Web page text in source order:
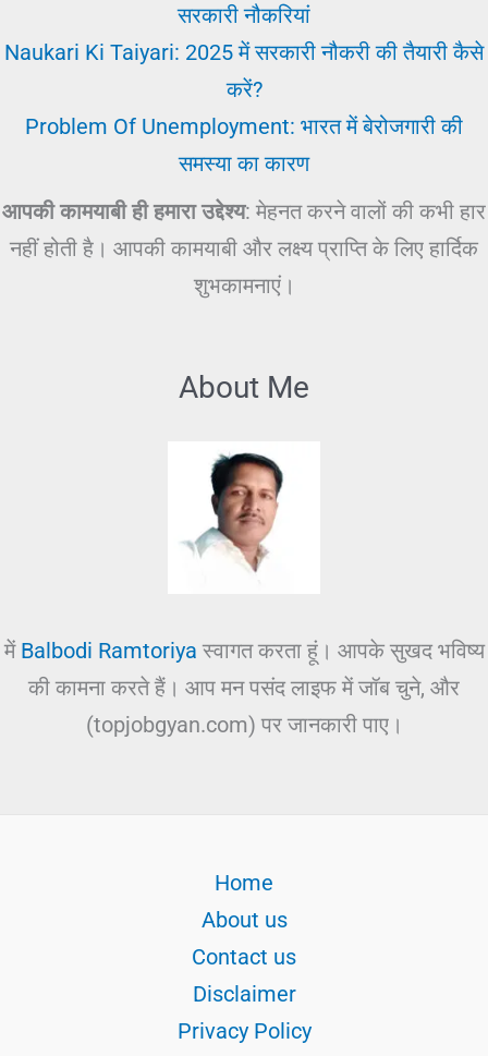
सरकारी नौकरियां
Naukari Ki Taiyari: 2025 में सरकारी नौकरी की तैयारी कैसे
करें?
Problem Of Unemployment: भारत में बेरोजगारी की
समस्या का कारण
आपकी कामयाबी ही हमारा उद्देश्य: मेहनत करने वालों की कभी हार
नहीं होती है। आपकी कामयाबी और लक्ष्य प्राप्ति के लिए हार्दिक
शुभकामनाएं।
About Me
में Balbodi Ramtoriya स्वागत करता हूं। आपके सुखद भविष्य
की कामना करते हैं। आप मन पसंद लाइफ में जॉब चुने, और
(topjobgyan.com) पर जानकारी पाए।
Home
About us
Contact us
Disclaimer
Privacy Policy